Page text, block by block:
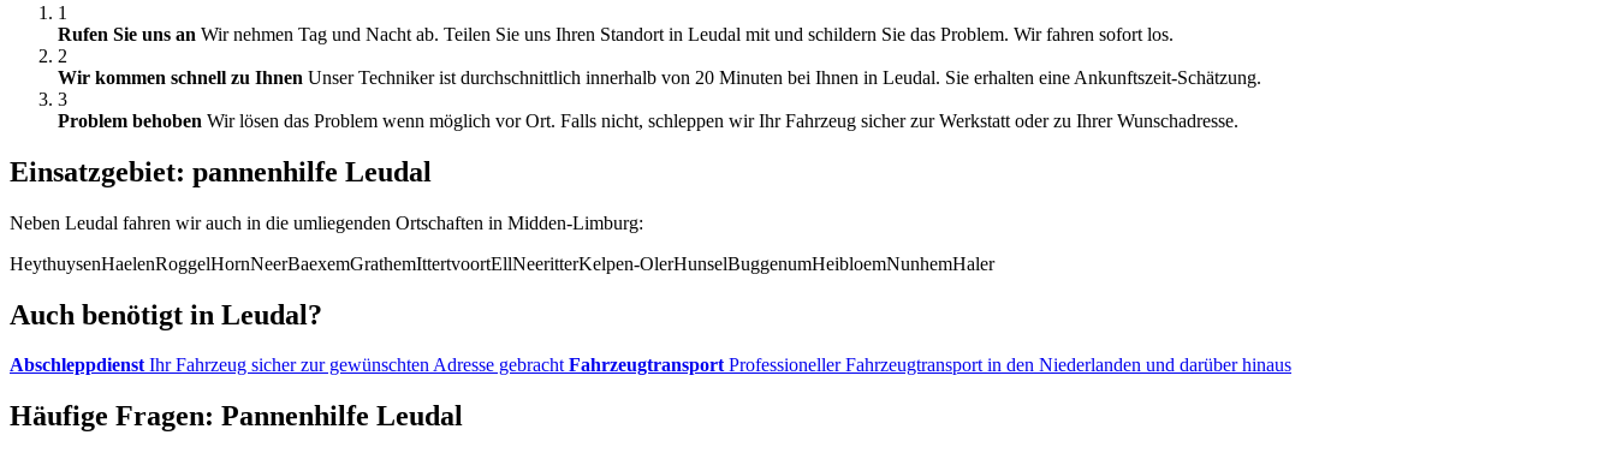
1
Rufen Sie uns an Wir nehmen Tag und Nacht ab. Teilen Sie uns Ihren Standort in Leudal mit und schildern Sie das Problem. Wir fahren sofort los.
2
Wir kommen schnell zu Ihnen Unser Techniker ist durchschnittlich innerhalb von 20 Minuten bei Ihnen in Leudal. Sie erhalten eine Ankunftszeit-Schätzung.
3
Problem behoben Wir lösen das Problem wenn möglich vor Ort. Falls nicht, schleppen wir Ihr Fahrzeug sicher zur Werkstatt oder zu Ihrer Wunschadresse.
Einsatzgebiet: pannenhilfe Leudal
Neben Leudal fahren wir auch in die umliegenden Ortschaften in Midden-Limburg:
HeythuysenHaelenRoggelHornNeerBaexemGrathemIttertvoortEllNeeritterKelpen-OlerHunselBuggenumHeibloemNunhemHaler
Auch benötigt in Leudal?
AbschleppdienstIhr Fahrzeug sicher zur gewünschten Adresse gebrachtFahrzeugtransportProfessioneller Fahrzeugtransport in den Niederlanden und darüber hinaus
Häufige Fragen: Pannenhilfe Leudal